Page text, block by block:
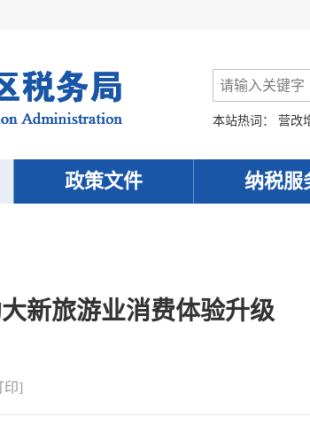
本站热词： 营改
政策文件 纳税服
新旅游业消费体验升级
印]